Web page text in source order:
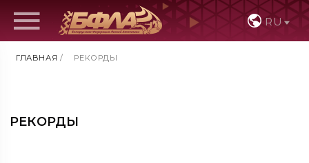
RU
ГЛАВНАЯ / РЕКОРДЫ
РЕКОРДЫ